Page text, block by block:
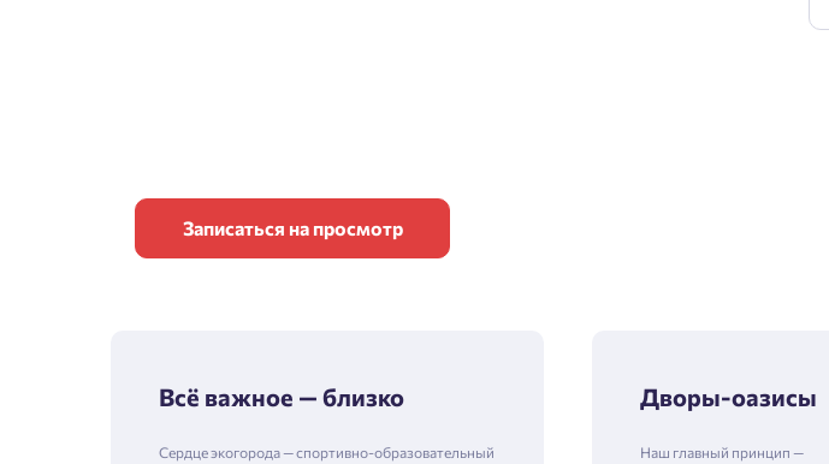
Записаться на просмотр
Всё важное — близко
Сердце экогорода — спортивно-образовательный
Дворы-оазисы
Наш главный принцип —